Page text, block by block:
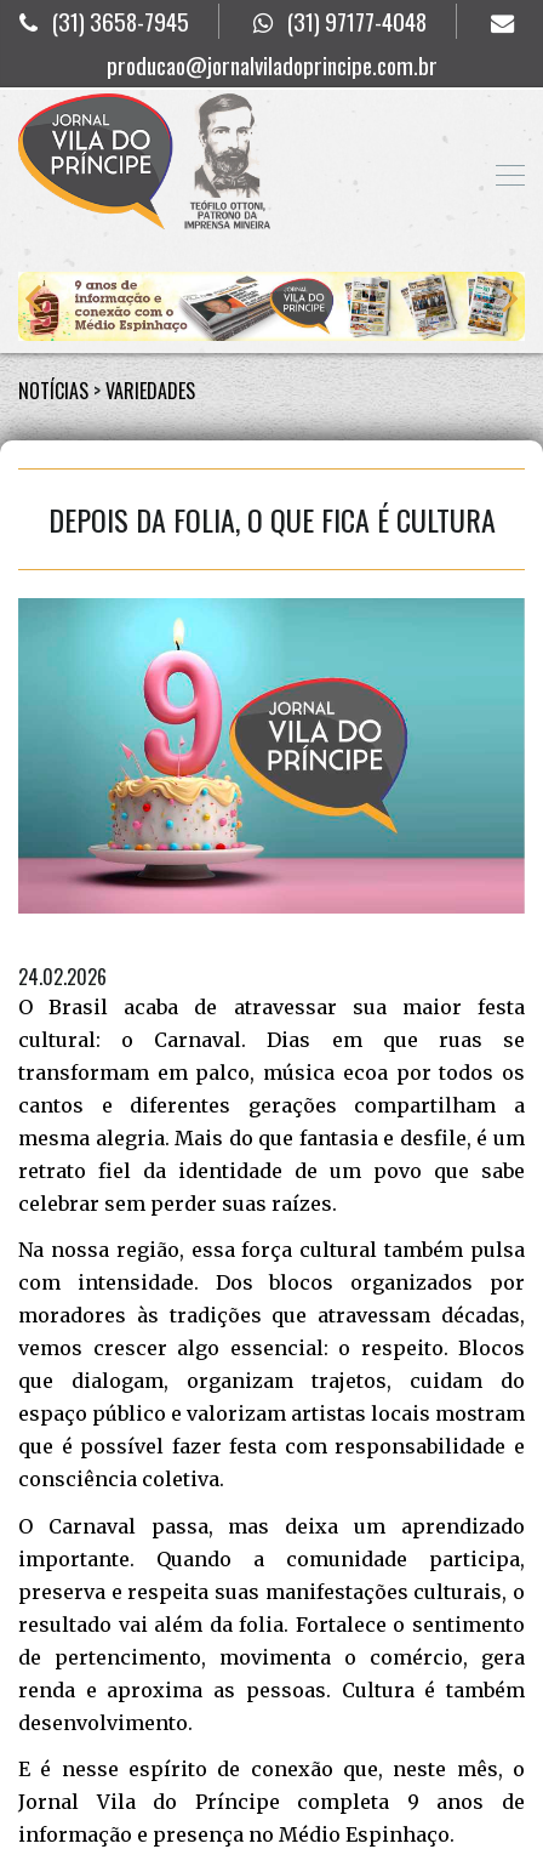
(31) 3658-7945
(31) 97177-4048
producao@jornalviladoprincipe.com.br
NOTÍCIAS >VARIEDADES
DEPOIS DA FOLIA, O QUE FICA É CULTURA
24.02.2026
O Brasil acaba de atravessar sua maior festa
cultural: o Carnaval. Dias em que ruas se
transformam em palco, música ecoa por todos os
cantos e diferentes gerações compartilham a
mesma alegria. Mais do que fantasia e desfile, é um
retrato fiel da identidade de um povo que sabe
celebrar sem perder suas raízes.
Na nossa região, essa força cultural também pulsa
com intensidade. Dos blocos organizados por
moradores às tradições que atravessam décadas,
vemos crescer algo essencial: o respeito. Blocos
que dialogam, organizam trajetos, cuidam do
espaço público e valorizam artistas locais mostram
que é possível fazer festa com responsabilidade e
consciência coletiva.
O Carnaval passa, mas deixa um aprendizado
importante. Quando a comunidade participa,
preserva e respeita suas manifestações culturais, o
resultado vai além da folia. Fortalece o sentimento
de pertencimento, movimenta o comércio, gera
renda e aproxima as pessoas. Cultura é também
desenvolvimento.
E é nesse espírito de conexão que, neste mês, o
Jornal Vila do Príncipe completa 9 anos de
informação e presença no Médio Espinhaço.